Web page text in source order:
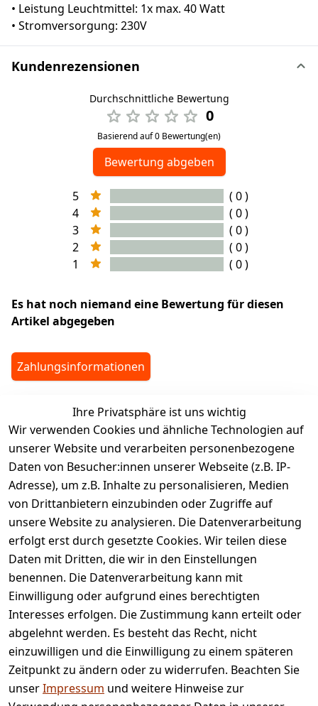
• Leistung Leuchtmittel: 1x max. 40 Watt
• Stromversorgung: 230V
Kundenrezensionen
Durchschnittliche Bewertung
0
Basierend auf 0 Bewertung(en)
Bewertung abgeben
5
( 0 )
4
( 0 )
3
( 0 )
2
( 0 )
1
( 0 )
Es hat noch niemand eine Bewertung für diesen
Artikel abgegeben
Zahlungsinformationen
legalDetails
Ihre Privatsphäre ist uns wichtig
Wir verwenden Cookies und ähnliche Technologien auf
unserer Website und verarbeiten personenbezogene
Daten von Besucher:innen unserer Webseite (z.B. IP-
Adresse), um z.B. Inhalte zu personalisieren, Medien
von Drittanbietern einzubinden oder Zugriffe auf
unsere Website zu analysieren. Die Datenverarbeitung
erfolgt erst durch gesetzte Cookies. Wir teilen diese
Daten mit Dritten, die wir in den Einstellungen
benennen. Die Datenverarbeitung kann mit
Einwilligung oder aufgrund eines berechtigten
Interesses erfolgen. Die Zustimmung kann erteilt oder
abgelehnt werden. Es besteht das Recht, nicht
einzuwilligen und die Einwilligung zu einem späteren
Zeitpunkt zu ändern oder zu widerrufen. Beachten Sie
unserImpressum und weitere Hinweise zur
Rechtliches
AGB
Impressum
Datenschutze
rklärung
Barrierefreihe
itserklärung
Widerrufsrec
ht
Services
Kontakt
Registrieren
Retourenpo
rtal